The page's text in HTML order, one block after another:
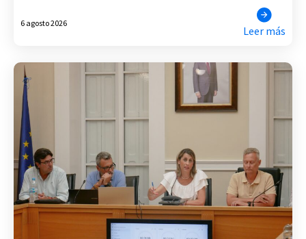
6 agosto 2026
Leer más